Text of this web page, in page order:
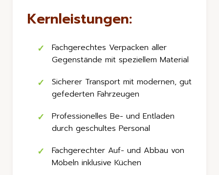
Kernleistungen:
Fachgerechtes Verpacken aller
Gegenstände mit speziellem Material
Sicherer Transport mit modernen, gut
gefederten Fahrzeugen
Professionelles Be- und Entladen
durch geschultes Personal
Fachgerechter Auf- und Abbau von
Möbeln inklusive Küchen